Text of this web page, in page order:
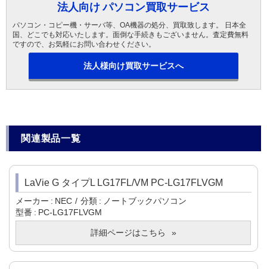
法人向け パソコン買取サービス
パソコン・コピー機・サーバ等、OA機器の処分、買取致します。 日本全
国、どこでも対応いたします。面倒な手続きもございません。査定費無料
ですので、お気軽にお問い合わせください。
法人様向け買取サービスへ
関連製品一覧
LaVie G タイプL LG17FL/VM PC-LG17FLVGM
メーカー NEC 分類
ノートブックパソコン
型番
PC-LG17FLVGM
詳細ページはこちら